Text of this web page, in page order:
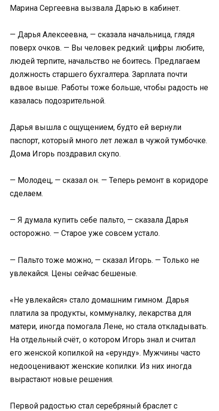
Марина Сергеевна вызвала Дарью в кабинет.
— Дарья Алексеевна, — сказала начальница, глядя
поверх очков. — Вы человек редкий: цифры любите,
людей терпите, начальство не боитесь. Предлагаем
должность старшего бухгалтера. Зарплата почти
вдвое выше. Работы тоже больше, чтобы радость не
казалась подозрительной.
Дарья вышла с ощущением, будто ей вернули
паспорт, который много лет лежал в чужой тумбочке.
Дома Игорь поздравил скупо.
— Молодец, — сказал он. — Теперь ремонт в коридоре
сделаем.
— Я думала купить себе пальто, — сказала Дарья
осторожно. — Старое уже совсем устало.
— Пальто тоже можно, — сказал Игорь. — Только не
увлекайся. Цены сейчас бешеные.
«Не увлекайся» стало домашним гимном. Дарья
платила за продукты, коммуналку, лекарства для
матери, иногда помогала Лене, но стала откладывать.
На отдельный счёт, о котором Игорь знал и считал
его женской копилкой на «ерунду». Мужчины часто
недооценивают женские копилки. Из них иногда
вырастают новые решения.
Первой радостью стал серебряный браслет с